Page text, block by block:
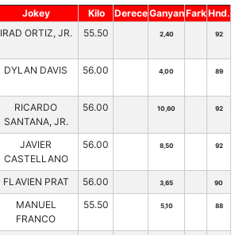
Jokey Kilo DereceGanyanFarkHnd.
IRAD ORTIZ, JR. 55.50 2,40 92
DYLAN DAVIS 56.00 4,00 89
RICARDO
SANTANA, JR.
56.00 10,60 92
JAVIER
CASTELLANO
56.00 8,50 92
FLAVIEN PRAT 56.00 3,65 90
MANUEL
FRANCO
55.50 5,10 88